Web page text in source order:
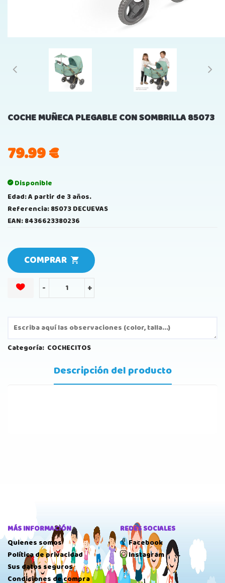
COCHE MUÑECA PLEGABLE CON SOMBRILLA 85073
79.99€
Disponible
Edad: A partir de 3 años.
Referencia: 85073 DECUEVAS
EAN: 8436623380236
COMPRAR
- +
Categoría: COCHECITOS
Descripción del producto
MÁS INFORMACIÓN
Quienes somos
Política de privacidad
Sus datos seguros
Condiciones de compra
REDES SOCIALES
Facebook
Instagram